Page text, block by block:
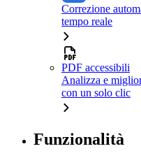
Correzione
tempo reale
PDF accessibili
Analizza e
con un solo clic
Funzionalità